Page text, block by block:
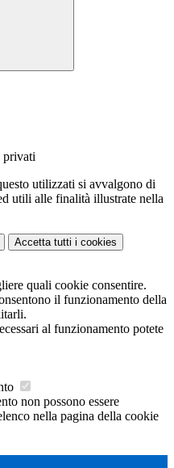
privati
utilizzati si avvalgono di
utili alle finalità illustrate nella
Accetta tutti i cookies
quali cookie consentire.
il funzionamento della
al funzionamento potete
non possono essere
nella pagina della cookie